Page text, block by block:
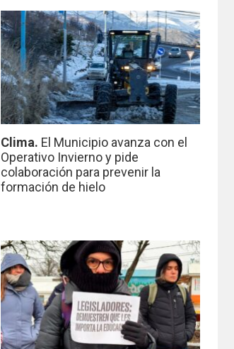
Clima. El Municipio avanza con el
Operativo Invierno y pide
colaboración para prevenir la
formación de hielo